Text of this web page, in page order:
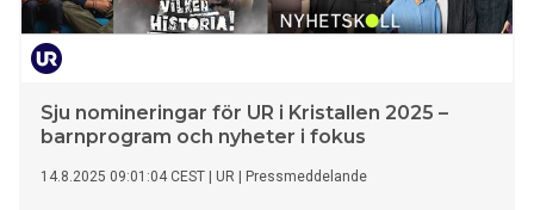
Sju nomineringar för UR i Kristallen 2025 –
barnprogram och nyheter i fokus
14.8.2025 09:01:04 CEST UR Pressmeddelande